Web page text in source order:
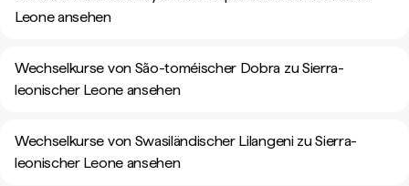
Leone ansehen
Wechselkurse von São-toméischer Dobra zu Sierra-
leonischer Leone ansehen
Wechselkurse von Swasiländischer Lilangeni zu Sierra-
leonischer Leone ansehen